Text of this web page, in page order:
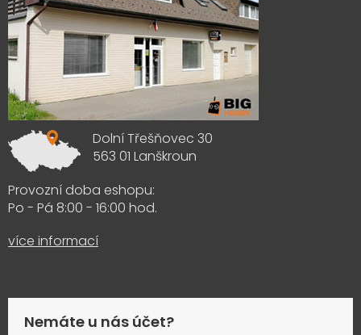
Dolní Třešňovec 30
563 01 Lanškroun
Provozní doba eshopu:
Po - Pá 8:00 - 16:00 hod.
více informací
Nemáte u nás účet?